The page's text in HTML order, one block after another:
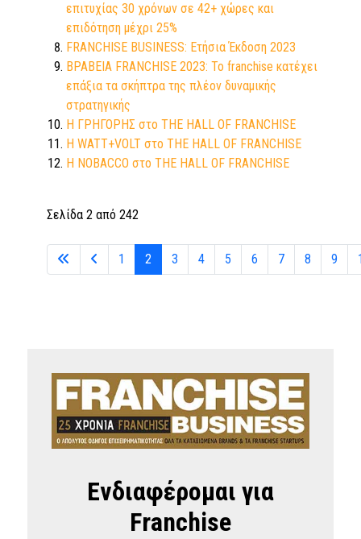
επιτυχίας 30 χρόνων σε 42+ χώρες και
επιδότηση μέχρι 25%
FRANCHISE BUSINESS: Ετήσια Έκδοση 2023
ΒΡΑΒΕΙΑ FRANCHISE 2023: Το franchise κατέχει
επάξια τα σκήπτρα της πλέον δυναμικής
στρατηγικής
Η ΓΡΗΓΟΡΗΣ στο THE HALL OF FRANCHISE
Η WATT+VOLT στο THE HALL OF FRANCHISE
Η NOBACCO στο THE HALL OF FRANCHISE
Σελίδα 2 από 242
1 2 3 4 5 6 7 8 9
Ενδιαφέρομαι για
Franchise